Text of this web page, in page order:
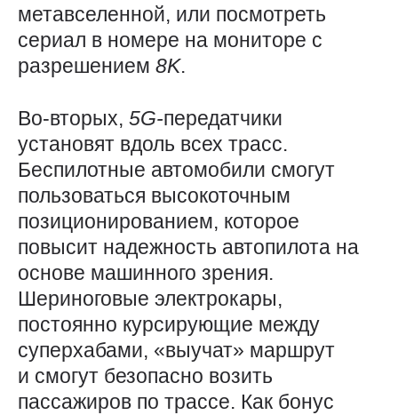
метавселенной, или посмотреть
сериал в номере на мониторе с
разрешением 8K.
Во-вторых, 5G-передатчики
установят вдоль всех трасс.
Беспилотные автомобили смогут
пользоваться высокоточным
позиционированием, которое
повысит надежность автопилота на
основе машинного зрения.
Шериноговые электрокары,
постоянно курсирующие между
суперхабами, «выучат» маршрут
и смогут безопасно возить
пассажиров по трассе. Как бонус